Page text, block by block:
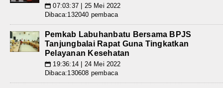
📅 07:03:37 | 25 Mei 2022
Dibaca:132040 pembaca
Pemkab Labuhanbatu Bersama BPJS
Tanjungbalai Rapat Guna Tingkatkan
Pelayanan Kesehatan
📅 19:36:14 | 24 Mei 2022
Dibaca:130608 pembaca